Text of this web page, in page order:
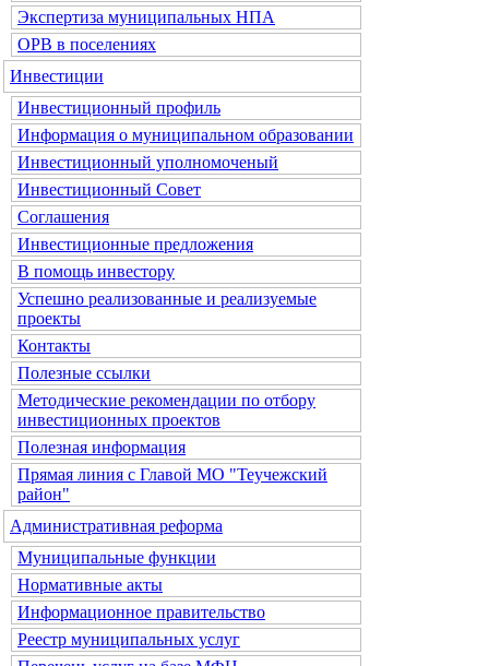
Экспертиза муниципальных НПА
ОРВ в поселениях
Инвестиции
Инвестиционный профиль
Информация о муниципальном образовании
Инвестиционный уполномоченый
Инвестиционный Совет
Соглашения
Инвестиционные предложения
В помощь инвестору
Успешно реализованные и реализуемые
проекты
Контакты
Полезные ссылки
Методические рекомендации по отбору
инвестиционных проектов
Полезная информация
Прямая линия с Главой МО "Теучежский
район"
Административная реформа
Муниципальные функции
Нормативные акты
Информационное правительство
Реестр муниципальных услуг